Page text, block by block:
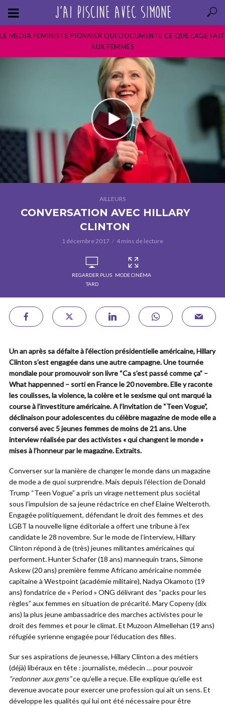
LE MEDIA FEMINISTE PIONNIER QUI DOCUMENTE CE QUE L’AGE FAIT
AUX FEMMES
AILLEURS
CONVERSATION AVEC HILLARY
CLINTON
1 décembre 2017 4 mins de lecture
REGARDER PLUS
TARD
MODE CINÉMA
Un an après sa défaite à l’élection présidentielle américaine, Hillary
Clinton s’est engagée dans une autre campagne. Une tournée
mondiale pour promouvoir son livre “Ca s’est passé comme ça” –
What happenned – sorti en France le 20 novembre. Elle y raconte
les coulisses, la violence, la colère et le sexisme qui ont marqué la
course à l’investiture américaine. A l’invitation de “Teen Vogue”,
déclinaison pour adolescentes du célèbre magazine de mode elle a
conversé avec 5 jeunes femmes de moins de 21 ans. Une
interview réalisée par des activistes « qui changent le monde »
mises à l’honneur par le magazine. Extraits.
Converser sur la manière de changer le monde dans un magazine
de mode a de quoi surprendre. Mais depuis l’élection de Donald
Trump “Teen Vogue” a pris un virage nettement plus sociétal
sous l’impulsion de sa jeune rédactrice en chef Elaine Welteroth.
Engagée politiquement, défendant le droit des femmes et des
LGBT la nouvelle ligne éditoriale a offert une tribune à l’ex
candidate le 28 novembre. Sur le mode de l’interview, Hillary
Clinton répond à de (très) jeunes militantes américaines qui
performent. Hunter Schafer (18 ans) mannequin trans, Simone
Askew (20 ans) première femme Africano américaine nommée
capitaine à Westpoint (académie militaire), Nadya Okamoto (19
ans) fondatrice de « Period » ONG délivrant des “packs pour les
règles” aux femmes en situation de précarité. Mary Copeny (dix
ans) la plus jeune ambassadrice des marches activistes pour le
droit des femmes et pour le climat. Et Muzoon Almellehan (19 ans)
réfugiée syrienne engagée pour l’éducation des filles.
Sur ses aspirations de jeunesse, Hillary Clinton a des métiers
(déjà) libéraux en tête : journaliste, médecin … pour pouvoir
“redonner aux gens”ce qu’elle a reçue. Elle explique qu’elle est
devenue avocate pour exercer une profession qui ait un sens. Et
développe les qualités qui lui ont été nécessaire pour être